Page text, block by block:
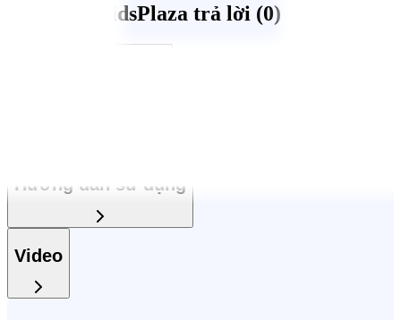
Mẹ Hỏi / KidsPlaza trả lời (0)
Hướng dẫn sử dụng
Video